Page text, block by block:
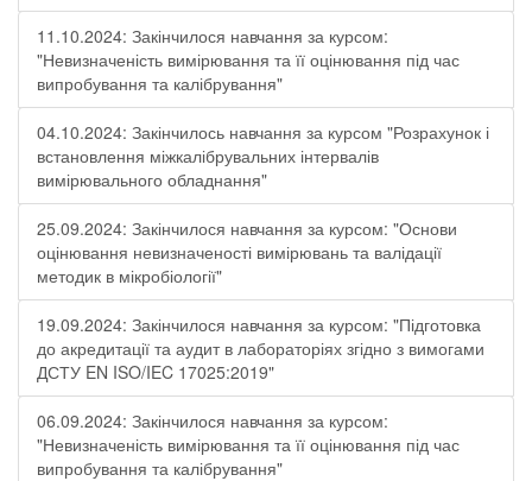
11.10.2024: Закінчилося навчання за курсом:
"Невизначеність вимірювання та її оцінювання під час
випробування та калібрування"
04.10.2024: Закінчилось навчання за курсом "Розрахунок і
встановлення міжкалібрувальних інтервалів
вимірювального обладнання"
25.09.2024: Закінчилося навчання за курсом: "Основи
оцінювання невизначеності вимірювань та валідації
методик в мікробіології"
19.09.2024: Закінчилося навчання за курсом: "Підготовка
до акредитації та аудит в лабораторіях згідно з вимогами
ДСТУ EN ISO/IEC 17025:2019"
06.09.2024: Закінчилося навчання за курсом:
"Невизначеність вимірювання та її оцінювання під час
випробування та калібрування"